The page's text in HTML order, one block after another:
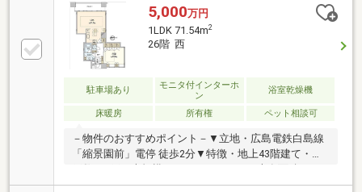
階ならではの開放感ある眺望をお楽しみいただけます
棟内にはスーパーや飲食店、クリニックなどが揃い、
日々の買い物や用事も身近で完結♪共用施設やセキュ
リティ体制も充実しており、快適な暮らしをサポート
共用施設：ゲストルーム、ラウンジ、オーディオルー
ム、会議室等令和8年7月中旬リフォーム完了予定都心
の利便性と落ち着いた住環境を両立した、ワンランク
上のアーバンライフを叶える住まいです
5,000万円
1LDK 71.54m2
26階 西
駐車場あり
モニタ付インターホ
ン
浴室乾燥機
床暖房 所有権 ペット相談可
－物件のおすすめポイント－▼立地・広島電鉄白島線
「縮景園前」電停 徒歩2分▼特徴・地上43階建て・総
平米の1LDK住戸・動線が短く作業がしやすいL字型キ